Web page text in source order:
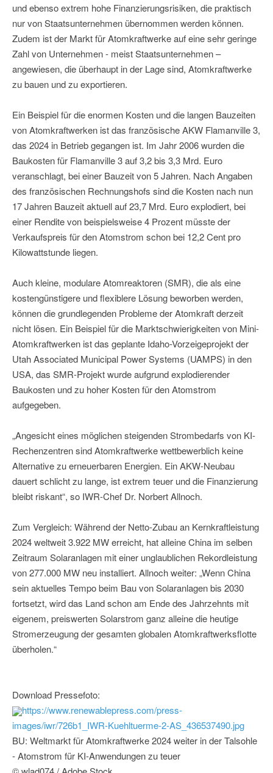
und ebenso extrem hohe Finanzierungsrisiken, die praktisch
nur von Staatsunternehmen übernommen werden können.
Zudem ist der Markt für Atomkraftwerke auf eine sehr geringe
Zahl von Unternehmen - meist Staatsunternehmen –
angewiesen, die überhaupt in der Lage sind, Atomkraftwerke
zu bauen und zu exportieren.
Ein Beispiel für die enormen Kosten und die langen Bauzeiten
von Atomkraftwerken ist das französische AKW Flamanville 3,
das 2024 in Betrieb gegangen ist. Im Jahr 2006 wurden die
Baukosten für Flamanville 3 auf 3,2 bis 3,3 Mrd. Euro
veranschlagt, bei einer Bauzeit von 5 Jahren. Nach Angaben
des französischen Rechnungshofs sind die Kosten nach nun
17 Jahren Bauzeit aktuell auf 23,7 Mrd. Euro explodiert, bei
einer Rendite von beispielsweise 4 Prozent müsste der
Verkaufspreis für den Atomstrom schon bei 12,2 Cent pro
Kilowattstunde liegen.
Auch kleine, modulare Atomreaktoren (SMR), die als eine
kostengünstigere und flexiblere Lösung beworben werden,
können die grundlegenden Probleme der Atomkraft derzeit
nicht lösen. Ein Beispiel für die Marktschwierigkeiten von Mini-
Atomkraftwerken ist das geplante Idaho-Vorzeigeprojekt der
Utah Associated Municipal Power Systems (UAMPS) in den
USA, das SMR-Projekt wurde aufgrund explodierender
Baukosten und zu hoher Kosten für den Atomstrom
aufgegeben.
„Angesicht eines möglichen steigenden Strombedarfs von KI-
Rechenzentren sind Atomkraftwerke wettbewerblich keine
Alternative zu erneuerbaren Energien. Ein AKW-Neubau
dauert schlicht zu lange, ist extrem teuer und die Finanzierung
bleibt riskant“, so IWR-Chef Dr. Norbert Allnoch.
Zum Vergleich: Während der Netto-Zubau an Kernkraftleistung
2024 weltweit 3.922 MW erreicht, hat alleine China im selben
Zeitraum Solaranlagen mit einer unglaublichen Rekordleistung
von 277.000 MW neu installiert. Allnoch weiter: „Wenn China
sein aktuelles Tempo beim Bau von Solaranlagen bis 2030
fortsetzt, wird das Land schon am Ende des Jahrzehnts mit
eigenem, preiswerten Solarstrom ganz alleine die heutige
Stromerzeugung der gesamten globalen Atomkraftwerksflotte
überholen.“
Download Pressefoto:
https://www.renewablepress.com/press-
images/iwr/726b1_IWR-Kuehltuerme-2-AS_436537490.jpg
BU: Weltmarkt für Atomkraftwerke 2024 weiter in der Talsohle
- Atomstrom für KI-Anwendungen zu teuer